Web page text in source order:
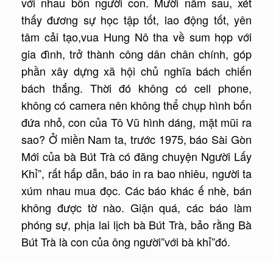
thấy đương sự học tập tốt, lao động tốt, yên
tâm cải tạo,vua Hung Nô tha về sum họp với
gia đình, trở thành công dân chân chính, góp
phần xây dựng xã hội chủ nghĩa bách chiến
bách thắng. Thời đó không có cell phone,
không có camera nên không thể chụp hình bốn
đứa nhỏ, con của Tô Vũ hình dáng, mặt mũi ra
sao? Ở miền Nam ta, trước 1975, báo Sài Gòn
Mới của bà Bút Trà có đăng chuyện Người Lấy
Khỉ”, rất hấp dẫn, báo in ra bao nhiêu, người ta
xúm nhau mua đọc. Các báo khác ế nhè, bán
không được tờ nào. Giận quá, các báo làm
phóng sự, phịa lai lịch bà Bút Trà, bảo rằng Bà
Bút Trà là con của ông người”với bà khỉ”đó.